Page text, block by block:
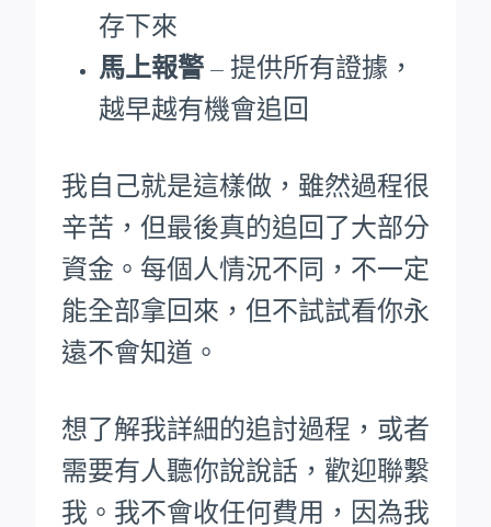
存下來
馬上報警 – 提供所有證據，
越早越有機會追回
我自己就是這樣做，雖然過程很
辛苦，但最後真的追回了大部分
資金。每個人情況不同，不一定
能全部拿回來，但不試試看你永
遠不會知道。
想了解我詳細的追討過程，或者
需要有人聽你說說話，歡迎聯繫
我。我不會收任何費用，因為我